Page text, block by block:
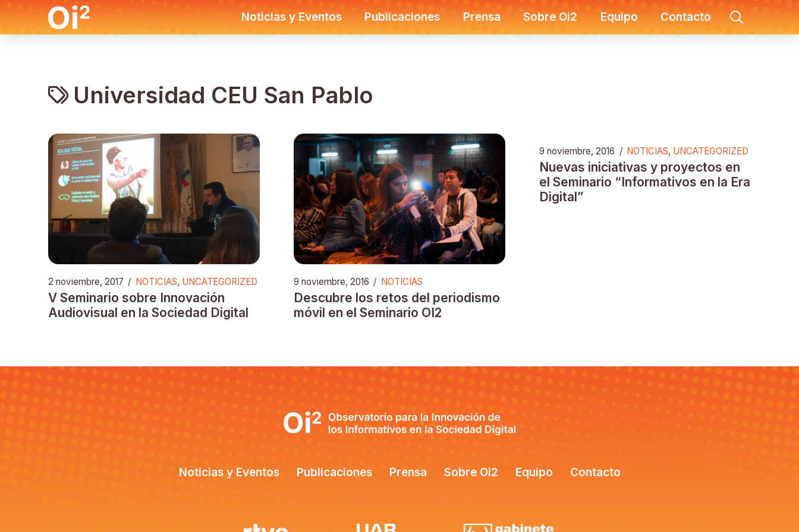
Noticias y Eventos Publicaciones Prensa Sobre Oi2 Equipo Contacto
Universidad CEU San Pablo
2 noviembre, 2017 / NOTICIAS, UNCATEGORIZED
V Seminario sobre Innovación
Audiovisual en la Sociedad Digital
9 noviembre, 2016 / NOTICIAS
Descubre los retos del periodismo
móvil en el Seminario OI2
9 noviembre, 2016 / NOTICIAS, UNCATEGORIZED
Nuevas iniciativas y proyectos en
el Seminario “Informativos en la Era
Digital”
Noticias y Eventos Publicaciones Prensa Sobre Oi2 Equipo Contacto